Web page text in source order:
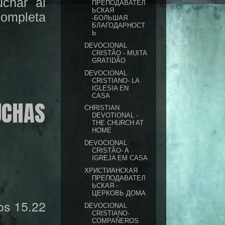
15.22
ПРЕПОДАВАТЕЛ
ЬСКАЯ
-БОЛЬШАЯ
БЛАГОДАРНОСТ
Ь
DEVOCIONAL
CRISTÃO - MUITA
GRATIDÃO
DEVOCIONAL
CRISTIANO- LA
IGLESIA EN
CASA
CHRISTIAN
DEVOTIONAL -
THE CHURCH AT
HOME
DEVOCIONAL
CRISTÃO- A
IGREJA EM CASA
ХРИСТИАНСКАЯ
ПРЕПОДАВАТЕЛ
ЬСКАЯ -
ЦЕРКОВЬ ДОМА
DEVOCIONAL
CRISTIANO-
COMPAÑEROS